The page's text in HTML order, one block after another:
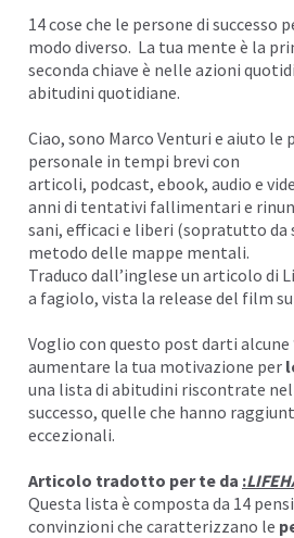
14 cose che le persone di successo
modo diverso. La tua mente è la
seconda chiave è nelle azioni
abitudini quotidiane.
Ciao, sono Marco Venturi e aiuto le
personale in tempi brevi con
articoli, podcast, ebook, audio e
anni di tentativi fallimentari e
sani, efficaci e liberi (sopratutto da
metodo delle mappe mentali.
Traduco dall’inglese un articolo di
a fagiolo, vista la release del film
Voglio con questo post darti
aumentare la tua motivazione per
una lista di abitudini riscontrate
successo, quelle che hanno
eccezionali.
Articolo tradotto per te da :
Questa lista è composta da 14
convinzioni che caratterizzano le